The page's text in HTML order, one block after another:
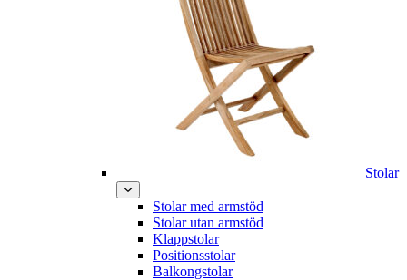
Stolar
Stolar med armstöd
Stolar utan armstöd
Klappstolar
Positionsstolar
Balkongstolar